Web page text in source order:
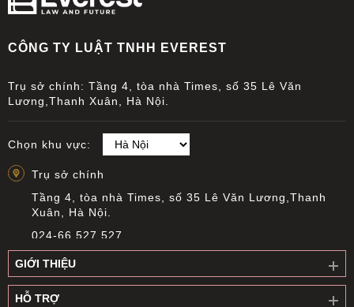
CÔNG TY LUẬT TNHH EVEREST
Trụ sở chính: Tầng 4, tòa nhà Times, số 35 Lê Văn
Lương,Thanh Xuân, Hà Nội.
Chọn khu vực:
Trụ sở chính
Tầng 4, tòa nhà Times, số 35 Lê Văn Lương,Thanh
Xuân, Hà Nội.
024-66 527 527
info@everest.org.vn
Văn phòng giao dịch Cầu Giấy
GIỚI THIỆU
HỖ TRỢ